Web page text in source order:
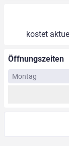
kostet
Öffnungszeiten
Montag